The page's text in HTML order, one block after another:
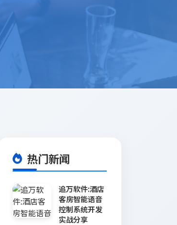
热门新闻
追万软件:酒店
客房智能语音
控制系统开发
实战分享